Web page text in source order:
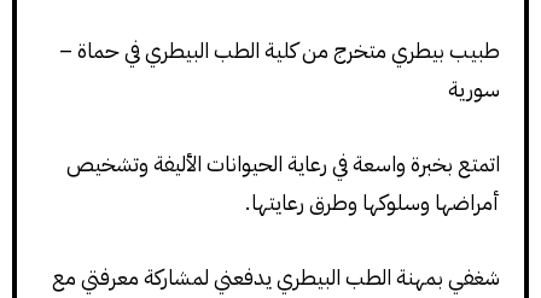
طبيب بيطري متخرج من كلية الطب البيطري في حماة –
سورية
اتمتع بخبرة واسعة في رعاية الحيوانات الأليفة وتشخيص
أمراضها وسلوكها وطرق رعايتها.
شغفي بمهنة الطب البيطري يدفعني لمشاركة معرفتي مع